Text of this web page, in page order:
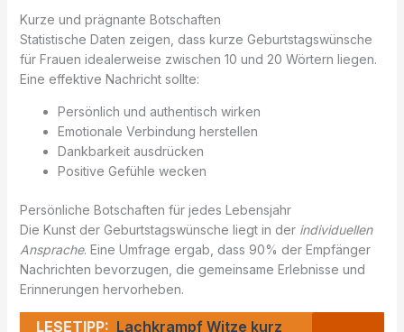
Kurze und prägnante Botschaften
Statistische Daten zeigen, dass kurze Geburtstagswünsche
für Frauen idealerweise zwischen 10 und 20 Wörtern liegen.
Eine effektive Nachricht sollte:
Persönlich und authentisch wirken
Emotionale Verbindung herstellen
Dankbarkeit ausdrücken
Positive Gefühle wecken
Persönliche Botschaften für jedes Lebensjahr
Die Kunst der Geburtstagswünsche liegt in der individuellen
Ansprache. Eine Umfrage ergab, dass 90% der Empfänger
Nachrichten bevorzugen, die gemeinsame Erlebnisse und
Erinnerungen hervorheben.
LESETIPP: Lachkrampf Witze kurz